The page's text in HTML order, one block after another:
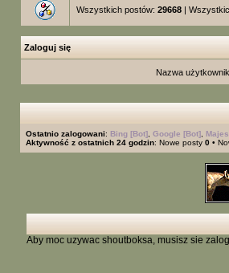
Wszystkich postów: 29668 |
Zaloguj się
Nazwa
Ostatnio zalogowani: Bing [Bot] Google [Bot]
Aktywność z ostatnich 24 godzin: Nowe posty 0 •